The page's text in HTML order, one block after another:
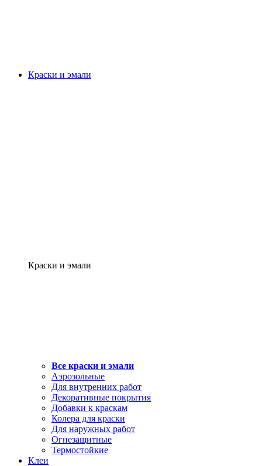
Краски и эмали
Краски и эмали
Все краски и эмали
Аэрозольные
Для внутренних работ
Декоративные покрытия
Добавки к краскам
Колера для краски
Для наружных работ
Огнезащитные
Термостойкие
Клеи